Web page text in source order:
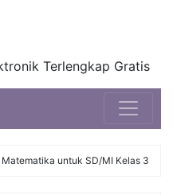
Terlengkap Gratis
untuk SD/MI Kelas 3